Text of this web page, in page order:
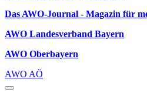
Das AWO-Journal - Magazin für
AWO Landesverband Bayern
AWO Oberbayern
AWO AÖ